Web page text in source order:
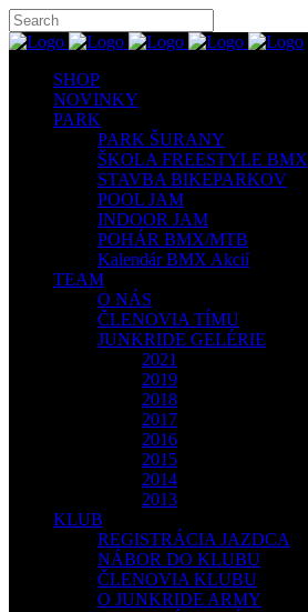
SHOP
NOVINKY
PARK
PARK ŠURANY
ŠKOLA FREESTYLE BMX
STAVBA BIKEPARKOV
POOL JAM
INDOOR JAM
POHÁR BMX/MTB
Kalendár BMX Akcií
TEAM
O NÁS
ČLENOVIA TÍMU
JUNKRIDE GELÉRIE
2021
2019
2018
2017
2016
2015
2014
2013
KLUB
REGISTRÁCIA JAZDCA
NÁBOR DO KLUBU
ČLENOVIA KLUBU
O JUNKRIDE ARMY